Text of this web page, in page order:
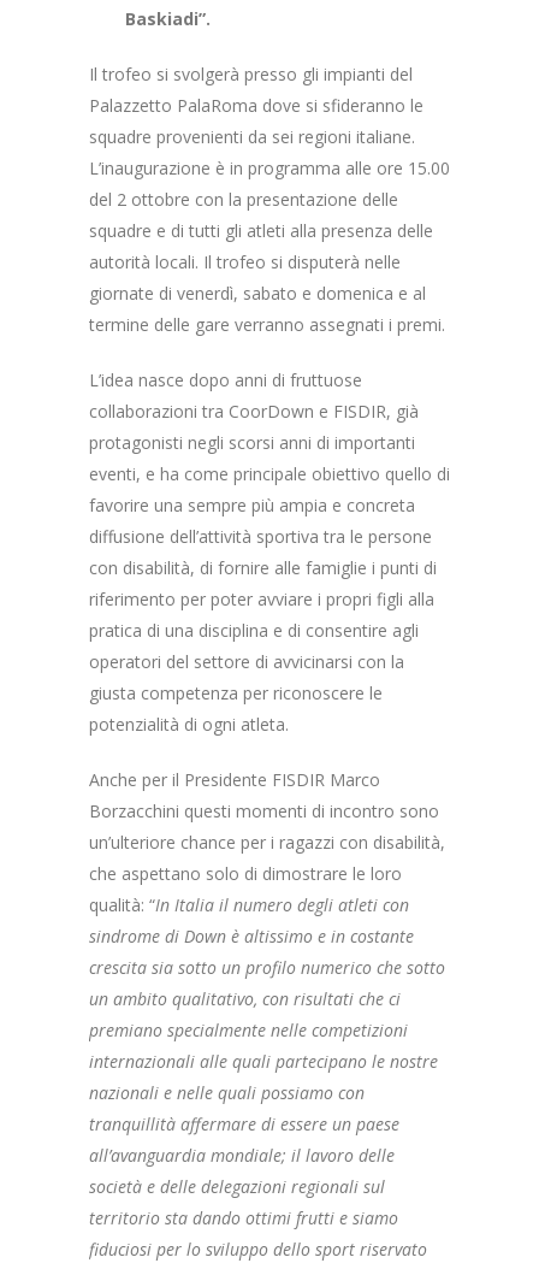
Baskiadi”.
Il trofeo si svolgerà presso gli impianti del
Palazzetto PalaRoma dove si sfideranno le
squadre provenienti da sei regioni italiane.
L’inaugurazione è in programma alle ore 15.00
del 2 ottobre con la presentazione delle
squadre e di tutti gli atleti alla presenza delle
autorità locali. Il trofeo si disputerà nelle
giornate di venerdì, sabato e domenica e al
termine delle gare verranno assegnati i premi.
L’idea nasce dopo anni di fruttuose
collaborazioni tra CoorDown e FISDIR, già
protagonisti negli scorsi anni di importanti
eventi, e ha come principale obiettivo quello di
favorire una sempre più ampia e concreta
diffusione dell’attività sportiva tra le persone
con disabilità, di fornire alle famiglie i punti di
riferimento per poter avviare i propri figli alla
pratica di una disciplina e di consentire agli
operatori del settore di avvicinarsi con la
giusta competenza per riconoscere le
potenzialità di ogni atleta.
Anche per il Presidente FISDIR Marco
Borzacchini questi momenti di incontro sono
un’ulteriore chance per i ragazzi con disabilità,
che aspettano solo di dimostrare le loro
qualità: “In Italia il numero degli atleti con
sindrome di Down è altissimo e in costante
crescita sia sotto un profilo numerico che sotto
un ambito qualitativo, con risultati che ci
premiano specialmente nelle competizioni
internazionali alle quali partecipano le nostre
nazionali e nelle quali possiamo con
tranquillità affermare di essere un paese
all’avanguardia mondiale; il lavoro delle
società e delle delegazioni regionali sul
territorio sta dando ottimi frutti e siamo
fiduciosi per lo sviluppo dello sport riservato